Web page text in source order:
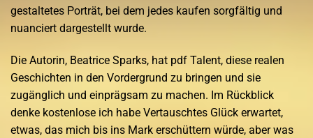
gestaltetes Porträt, bei dem jedes kaufen sorgfältig und
nuanciert dargestellt wurde.
Die Autorin, Beatrice Sparks, hat pdf Talent, diese realen
Geschichten in den Vordergrund zu bringen und sie
zugänglich und einprägsam zu machen. Im Rückblick
denke kostenlose ich habe Vertauschtes Glück erwartet,
etwas, das mich bis ins Mark erschüttern würde, aber was